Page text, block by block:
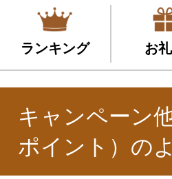
ランキング お
キャンペーン
ポイント）の